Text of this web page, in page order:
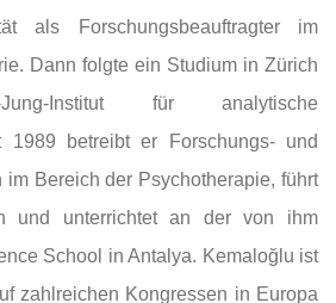
als Forschungsbeauftragter im
Dann folgte ein Studium in Zürich
Institut für analytische
1989 betreibt er Forschungs- und
im Bereich der Psychotherapie, führt
und unterrichtet an der von ihm
School in Antalya. Kemaloğlu ist
zahlreichen Kongressen in Europa